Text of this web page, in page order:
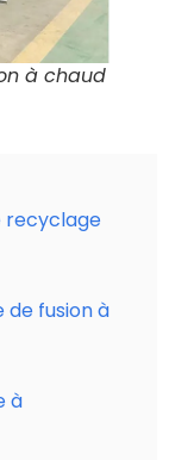
à chaud
recyclage
fusion à
à